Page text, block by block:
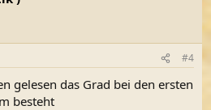
#4
gelesen das Grad bei den ersten
besteht